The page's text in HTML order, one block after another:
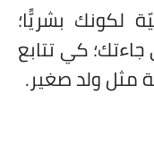
لكونك بشريًّا؛
كي تتابع
مثل ولد صغير.